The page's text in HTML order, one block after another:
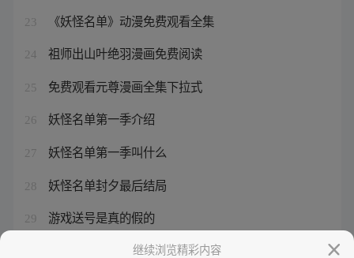
23 《妖怪名单》动漫免费观看全集
24 祖师出山叶绝羽漫画免费阅读
25 免费观看元尊漫画全集下拉式
26 妖怪名单第一季介绍
27 妖怪名单第一季叫什么
28 妖怪名单封夕最后结局
29 游戏送号是真的假的
王者荣耀账号出售交易平台
继续浏览精彩内容